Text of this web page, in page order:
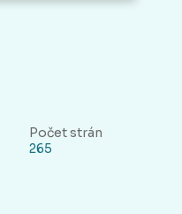
Počet strán
265